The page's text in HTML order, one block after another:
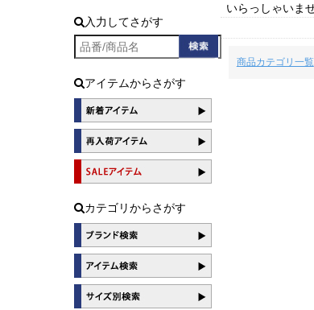
入力してさがす
アイテムからさがす
カテゴリからさがす
いらっしゃいま
商品カテゴリ一覧